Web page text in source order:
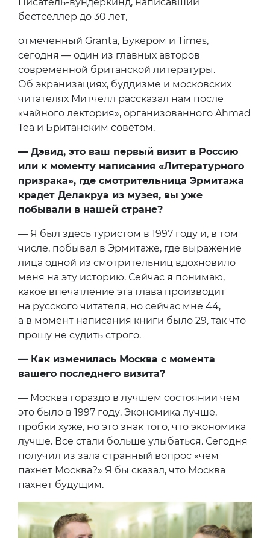
бестселлер до 30 лет,
отмеченный Granta, Букером и Times,
сегодня — один из главных авторов
современной британской литературы.
Об экранизациях, буддизме и московских
читателях Митчелл рассказал нам после
«чайного лектория», организованного Ahmad
Tea и Британским советом.
— Дэвид, это ваш первый визит в Россию
или к моменту написания «Литературного
призрака», где смотрительница Эрмитажа
крадет Делакруа из музея, вы уже
побывали в нашей стране?
— Я был здесь туристом в 1997 году и, в том
числе, побывал в Эрмитаже, где выражение
лица одной из смотрительниц вдохновило
меня на эту историю. Сейчас я понимаю,
какое впечатление эта глава производит
на русского читателя, но сейчас мне 44,
а в момент написания книги было 29, так что
прошу не судить строго.
— Как изменилась Москва с момента
вашего последнего визита?
— Москва гораздо в лучшем состоянии чем
это было в 1997 году. Экономика лучше,
пробки хуже, но это знак того, что экономика
лучше. Все стали больше улыбаться. Сегодня
получил из зала странный вопрос «чем
пахнет Москва?» Я бы сказал, что Москва
пахнет будущим.